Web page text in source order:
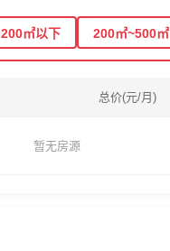
200㎡以下 200㎡~500㎡
总价(元/月)
暂无房源